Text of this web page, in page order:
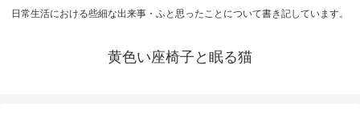
日常生活における些細な出来事・ふと思ったことについて書き記しています。
黄色い座椅子と眠る猫